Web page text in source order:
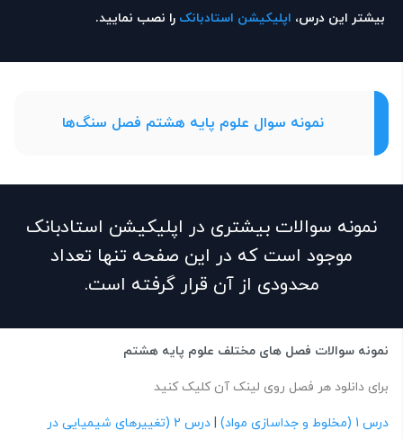
بیشتر این درس، اپلیکیشن استادبانک را نصب نمایید.
نمونه سوال علوم پایه هشتم فصل سنگ‌ها
نمونه سوالات بیشتری در اپلیکیشن استادبانک
موجود است که در این صفحه تنها تعداد
محدودی از آن قرار گرفته است.
نمونه سوالات فصل های مختلف علوم پایه هشتم
برای دانلود هر فصل روی لینک آن کلیک کنید
درس 1 (مخلوط و جداسازی مواد) |
درس 2 (تغییرهای شیمیایی در